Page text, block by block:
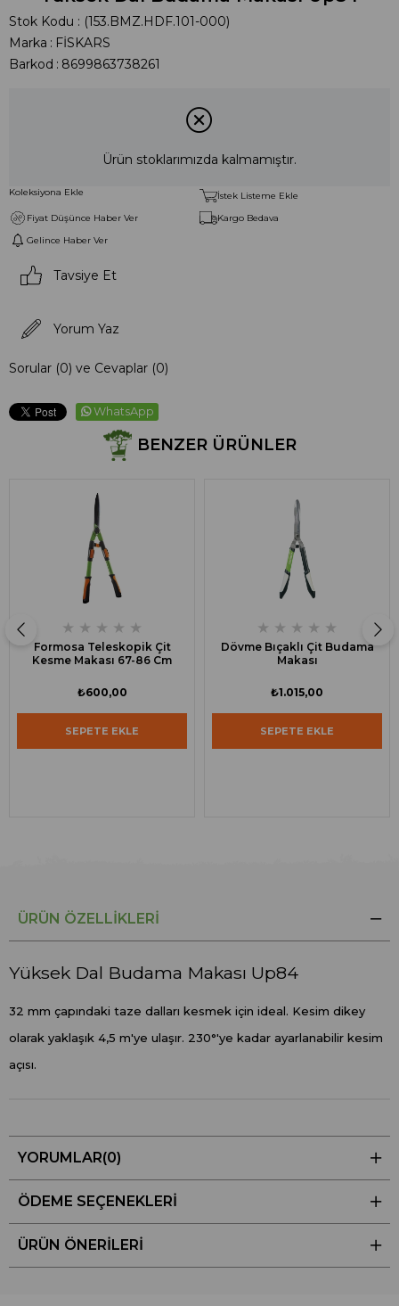
Stok Kodu
(153.BMZ.HDF.101-000)
Marka : FİSKARS
Barkod : 8699863738261
Ürün stoklarımızda kalmamıştır.
Koleksiyona Ekle
İstek Listeme Ekle
Fiyat Düşünce Haber Ver
Kargo Bedava
Gelince Haber Ver
Tavsiye Et
Yorum Yaz
Sorular (0) ve Cevaplar (0)
WhatsApp
BENZER ÜRÜNLER
★ ★ ★ ★ ★
Formosa Teleskopik Çit
Kesme Makası 67-86 Cm
₺600,00
SEPETE EKLE
★ ★ ★ ★ ★
Dövme Bıçaklı Çit Budama
Makası
₺1.015,00
SEPETE EKLE
ÜRÜN ÖZELLIKLERI
Yüksek Dal Budama Makası Up84
32 mm çapındaki taze dalları kesmek için ideal. Kesim dikey
olarak yaklaşık 4,5 m'ye ulaşır. 230°'ye kadar ayarlanabilir kesim
açısı.
YORUMLAR(0)
ÖDEME SEÇENEKLERI
ÜRÜN ÖNERILERI